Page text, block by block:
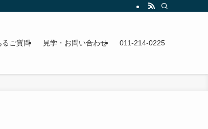
るご質問 見学・お問い合わせ 011-214-0225